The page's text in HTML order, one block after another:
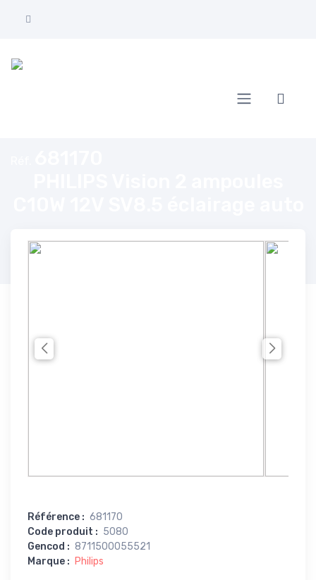
Référence : 681170
Code produit : 5080
Gencod : 8711500055521
Marque : Philips